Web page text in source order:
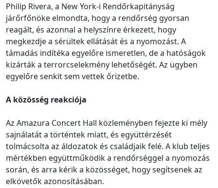
Philip Rivera, a New York-i Rendőrkapitányság
járőrfőnöke elmondta, hogy a rendőrség gyorsan
reagált, és azonnal a helyszínre érkezett, hogy
megkezdje a sérültek ellátását és a nyomozást. A
támadás indítéka egyelőre ismeretlen, de a hatóságok
kizárták a terrorcselekmény lehetőségét. Az ügyben
egyelőre senkit sem vettek őrizetbe.
A közösség reakciója
Az Amazura Concert Hall közleményben fejezte ki mély
sajnálatát a történtek miatt, és együttérzését
tolmácsolta az áldozatok és családjaik felé. A klub teljes
mértékben együttműködik a rendőrséggel a nyomozás
során, és arra kérik a közösséget, hogy segítsenek az
elkövetők azonosításában.